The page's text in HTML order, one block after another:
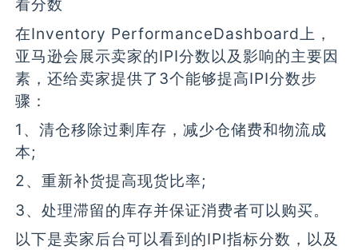
看分数
在Inventory PerformanceDashboard上，
亚马逊会展示卖家的IPI分数以及影响的主要因
素，还给卖家提供了3个能够提高IPI分数步
骤：
1、清仓移除过剩库存，减少仓储费和物流成
本;
2、重新补货提高现货比率;
3、处理滞留的库存并保证消费者可以购买。
以下是卖家后台可以看到的IPI指标分数，以及